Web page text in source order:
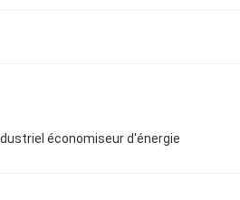
économiseur d'énergie